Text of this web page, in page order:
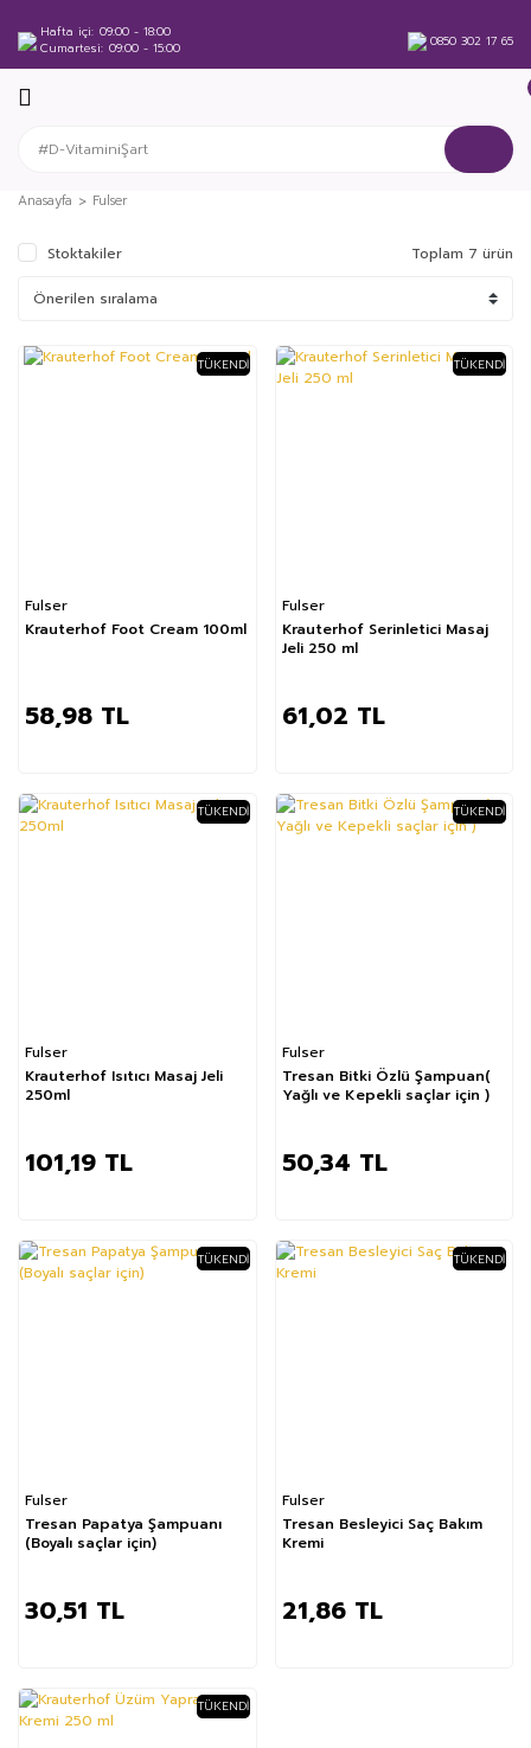
Hafta içi 09:00 - 18:00
Cumartesi 09:00 - 15:00 0850 302 17 65
Anasayfa Fulser
Stoktakiler Toplam 7 ürün
TÜKENDI
Fulser
Krauterhof Foot Cream 100ml
58,98 TL
TÜKENDI
Fulser
Krauterhof Serinletici Masaj
Jeli 250 ml
61,02 TL
TÜKENDI
Fulser
Krauterhof Isıtıcı Masaj Jeli
250ml
101,19 TL
TÜKENDI
Fulser
Tresan Bitki Özlü Şampuan(
Yağlı ve Kepekli saçlar için )
50,34 TL
TÜKENDI
Fulser
Tresan Papatya Şampuanı
(Boyalı saçlar için)
30,51 TL
TÜKENDI
Fulser
Tresan Besleyici Saç Bakım
Kremi
21,86 TL
TÜKENDI